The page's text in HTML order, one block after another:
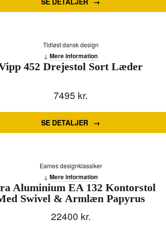
Tidløst dansk design
452 Drejestol Sort Læder
7495 kr.
SE DETALJER
Mere information
Eames designklassiker
Aluminium EA 132 Kontorstol
Swivel & Armlæn Papyrus
22400 kr.
Mere information